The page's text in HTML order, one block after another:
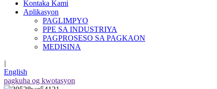
Kontaka Kami
Aplikasyon
PAGLIMPYO
PPE SA INDUSTRIYA
PAGPROSESO SA PAGKAON
MEDISINA
|
English
pagkuha og kwotasyon